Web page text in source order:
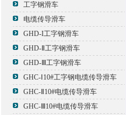
工字钢滑车
电缆传导滑车
GHD-I工字钢滑车
GHD-Ⅱ工字钢滑车
GHD-Ⅲ工字钢滑车
GHC-Ⅰ10#工字钢电缆传导滑车
GHC-Ⅱ10#电缆传导滑车
GHC-Ⅲ10#电缆传导滑车